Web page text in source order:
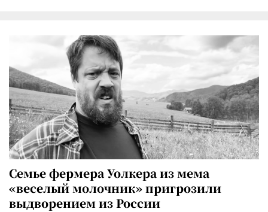
Семье фермера Уолкера из мема
«веселый молочник» пригрозили
выдворением из России